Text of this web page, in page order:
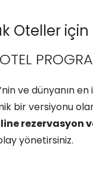
Oteller
ve dünyanın
bir versiyonu
rezervasyon
yönetirsiniz.